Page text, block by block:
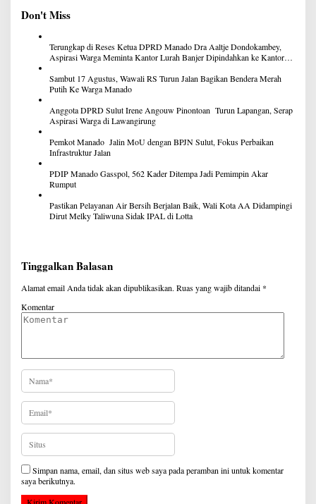
Don't Miss
Terungkap di Reses Ketua DPRD Manado Dra Aaltje Dondokambey,
Aspirasi Warga Meminta Kantor Lurah Banjer Dipindahkan ke Kantor
Sambut 17 Agustus, Wawali RS Turun Jalan Bagikan Bendera Merah
Putih Ke Warga Manado
Anggota DPRD Sulut Irene Angouw Pinontoan Turun Lapangan, Serap
Aspirasi Warga di Lawangirung
Pemkot Manado Jalin MoU dengan BPJN Sulut, Fokus Perbaikan
Infrastruktur Jalan
PDIP Manado Gasspol, 562 Kader Ditempa Jadi Pemimpin Akar
Rumput
Pastikan Pelayanan Air Bersih Berjalan Baik, Wali Kota AA Didampingi
Dirut Melky Taliwuna Sidak IPAL di Lotta
Tinggalkan Balasan
Alamat email Anda tidak akan dipublikasikan. Ruas yang wajib ditandai *
Komentar
Simpan nama, email, dan situs web saya pada peramban ini untuk komentar
saya berikutnya.